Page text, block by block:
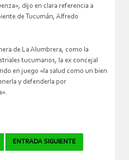
dijo en clara referencia a
de Tucumán, Alfredo
de La Alumbrera, como la
tucumanos, la ex concejal
en juego «la salud como un bien
y defenderla por
ENTRADA SIGUIENTE